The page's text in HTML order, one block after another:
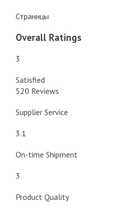
Страницы
Overall Ratings
3
Satisfied
520 Reviews
Supplier Service
3.1
On-time Shipment
3
Product Quality